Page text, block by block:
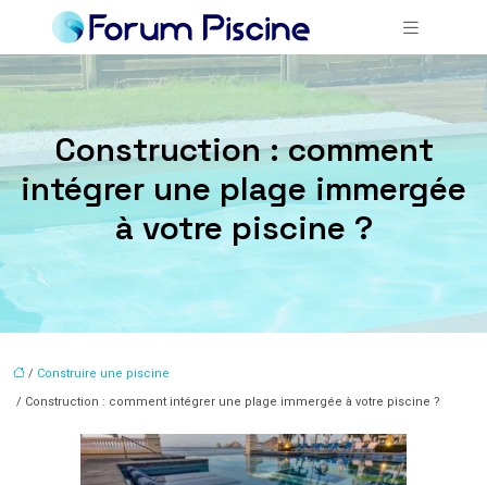
Construction : comment
intégrer une plage immergée
à votre piscine ?
/ Construire une piscine
/ Construction : comment intégrer une plage immergée à votre piscine ?